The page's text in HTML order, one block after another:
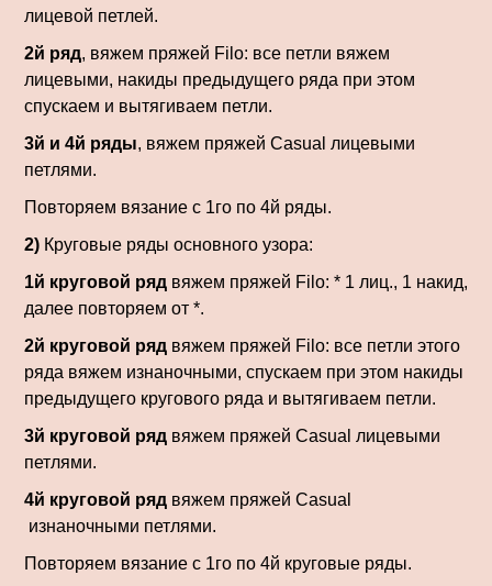
лицевой петлей.
2й ряд, вяжем пряжей Filo: все петли вяжем
лицевыми, накиды предыдущего ряда при этом
спускаем и вытягиваем петли.
3й и 4й ряды, вяжем пряжей Casual лицевыми
петлями.
Повторяем вязание с 1го по 4й ряды.
2) Круговые ряды основного узора:
1й круговой ряд вяжем пряжей Filo: * 1 лиц., 1 накид,
далее повторяем от *.
2й круговой ряд вяжем пряжей Filo: все петли этого
ряда вяжем изнаночными, спускаем при этом накиды
предыдущего кругового ряда и вытягиваем петли.
3й круговой ряд вяжем пряжей Casual лицевыми
петлями.
4й круговой ряд вяжем пряжей Casual
изнаночными петлями.
Повторяем вязание с 1го по 4й круговые ряды.